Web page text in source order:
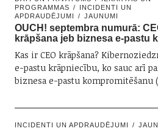
PROGRAMMAS
INCIDENTI UN
APDRAUDĒJUMI
JAUNUMI
OUCH! septembra numurā:
krāpšana jeb biznesa e-pastu
Kas ir CEO krāpšana?
e-pastu krāpniecību, ko sauc arī
biznesa e-pastu kompromitēšanu
INCIDENTI UN APDRAUDĒJUMI